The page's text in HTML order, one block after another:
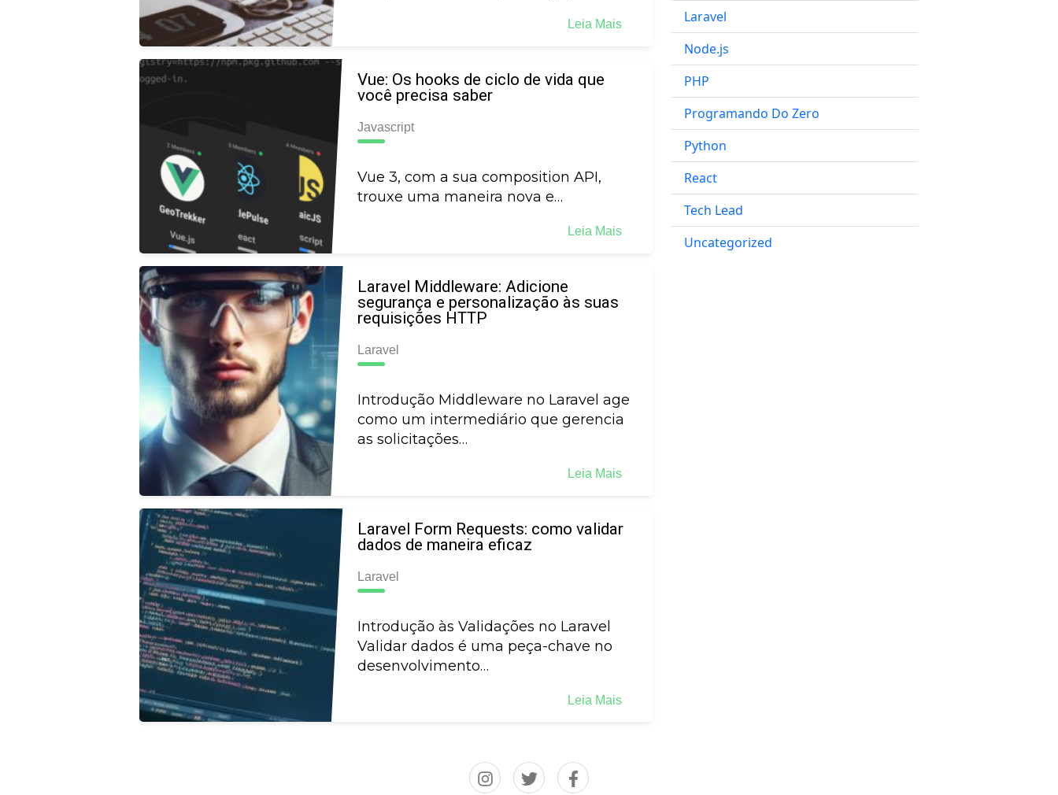
Leia Mais
Vue: Os hooks de ciclo de vida que
você precisa saber
Javascript
Vue 3, com a sua composition API,
trouxe uma maneira nova e…
Leia Mais
Laravel Middleware: Adicione
segurança e personalização às suas
requisições HTTP
Laravel
Introdução Middleware no Laravel age
como um intermediário que gerencia
as solicitações…
Leia Mais
Laravel Form Requests: como validar
dados de maneira eficaz
Laravel
Introdução às Validações no Laravel
Validar dados é uma peça-chave no
desenvolvimento…
Leia Mais
Laravel
Node.js
PHP
Programando Do Zero
Python
React
Tech Lead
Uncategorized